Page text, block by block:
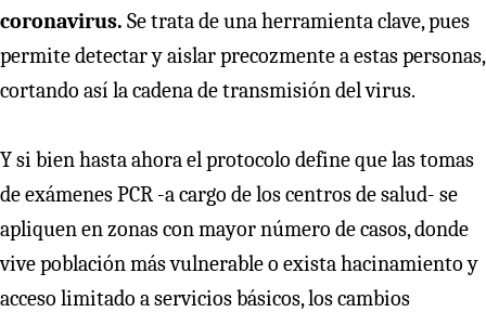
coronavirus. Se trata de una herramienta clave, pues
permite detectar y aislar precozmente a estas personas,
cortando así la cadena de transmisión del virus.
Y si bien hasta ahora el protocolo define que las tomas
de exámenes PCR -a cargo de los centros de salud- se
apliquen en zonas con mayor número de casos, donde
vive población más vulnerable o exista hacinamiento y
acceso limitado a servicios básicos, los cambios